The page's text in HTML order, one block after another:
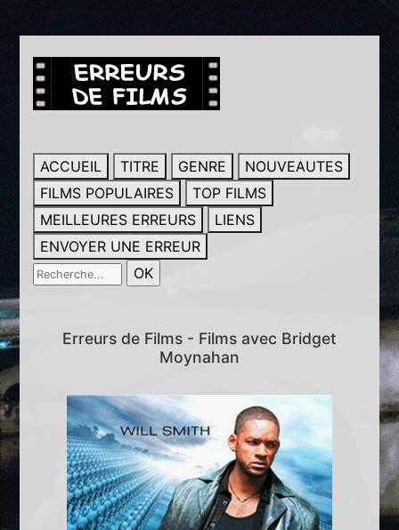
ACCUEIL TITRE GENRE
NOUVEAUTES
FILMS POPULAIRES
TOP FILMS
MEILLEURES ERREURS
LIENS
ENVOYER UNE ERREUR
Erreurs de Films - Films avec Bridget
Moynahan